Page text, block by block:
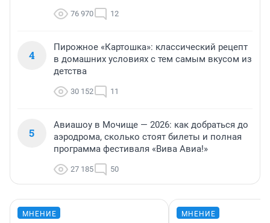
76 970 12
4
Пирожное «Картошка»: классический рецепт
в домашних условиях с тем самым вкусом из
детства
30 152 11
5
Авиашоу в Мочище — 2026: как добраться до
аэродрома, сколько стоят билеты и полная
программа фестиваля «Вива Авиа!»
27 185 50
МНЕНИЕ МНЕНИЕ